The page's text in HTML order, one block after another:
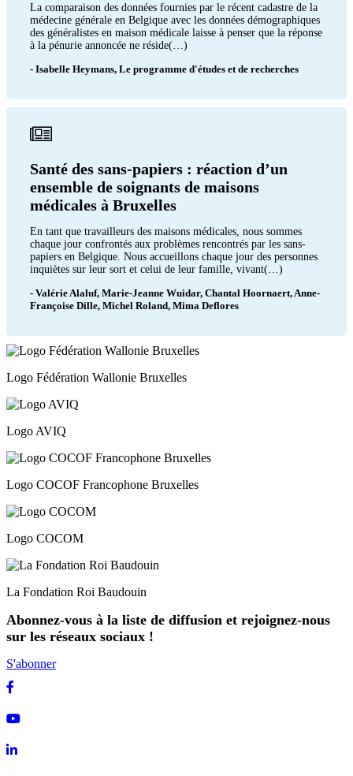
La comparaison des données fournies par le récent cadastre de la
médecine générale en Belgique avec les données démographiques
des généralistes en maison médicale laisse à penser que la réponse
à la pénurie annoncée ne réside(…)
- Isabelle Heymans, Le programme d'études et de recherches
Santé des sans-papiers : réaction d’un
ensemble de soignants de maisons
médicales à Bruxelles
En tant que travailleurs des maisons médicales, nous sommes
chaque jour confrontés aux problèmes rencontrés par les sans-
papiers en Belgique. Nous accueillons chaque jour des personnes
inquiètes sur leur sort et celui de leur famille, vivant(…)
- Valérie Alaluf, Marie-Jeanne Wuidar, Chantal Hoornaert, Anne-
Françoise Dille, Michel Roland, Mima Deflores
Logo Fédération Wallonie Bruxelles
Logo AVIQ
Logo COCOF Francophone Bruxelles
Logo COCOM
La Fondation Roi Baudouin
Abonnez-vous à la liste de diffusion et rejoignez-nous
sur les réseaux sociaux !
S'abonner